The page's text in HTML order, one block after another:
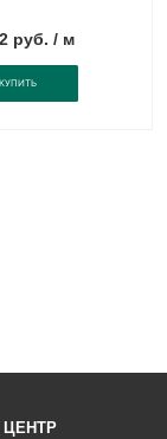
руб. / м
КУПИТЬ
ЦЕНТР